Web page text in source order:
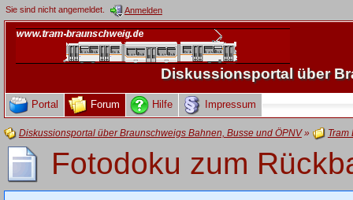
Sie sind nicht angemeldet. Anmelden
Diskussionsportal über
Portal Forum Hilfe Impressum
Diskussionsportal über Braunschweigs Bahnen, Busse und ÖPNV» Tram
Fotodoku zum